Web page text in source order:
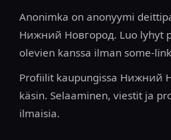
Anonimka on anonyymi
Нижний Новгород. Luo lyhyt
olevien kanssa ilman some-
Profiilit kaupungissa Нижний
käsin. Selaaminen, viestit ja
ilmaisia.